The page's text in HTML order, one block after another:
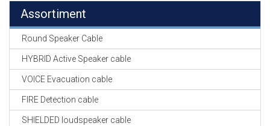
Assortiment
Round Speaker Cable
HYBRID Active Speaker cable
VOICE Evacuation cable
FIRE Detection cable
SHIELDED loudspeaker cable